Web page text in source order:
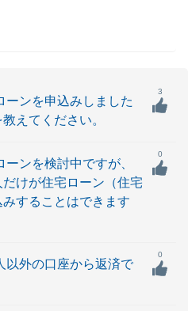
ーンを申込みしました
えてください。
3
ーンを検討中ですが、
けが住宅ローン（住宅
することはできます
0
以外の口座から返済で
0